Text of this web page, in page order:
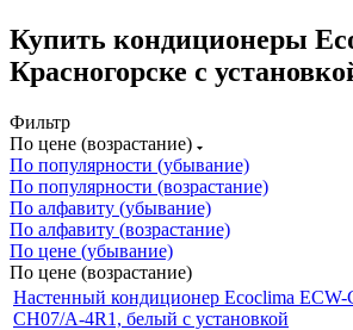
Купить кондиционеры
Красногорске с
Фильтр
По цене (возрастание)
По популярности (убывание)
По популярности (возрастание)
По алфавиту (убывание)
По алфавиту (возрастание)
По цене (убывание)
По цене (возрастание)
Настенный кондиционер Ecoclima
CH07/A-4R1, белый с установкой